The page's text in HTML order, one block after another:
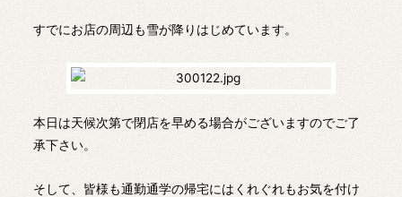
すでにお店の周辺も雪が降りはじめています。
本日は天候次第で閉店を早める場合がございますのでご了
承下さい。
そして、皆様も通勤通学の帰宅にはくれぐれもお気を付け